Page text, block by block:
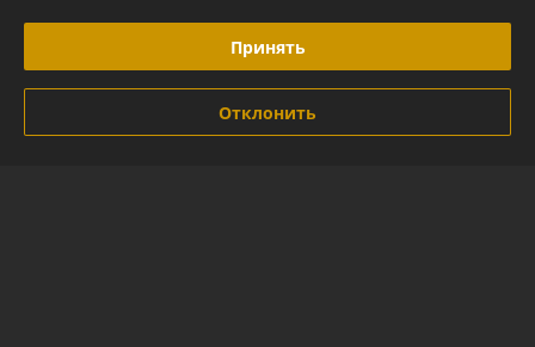
Принять
Отклонить